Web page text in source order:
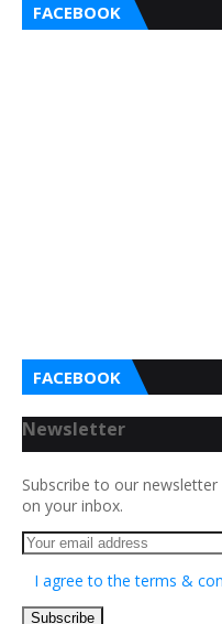
FACEBOOK
FACEBOOK
Newsletter
Subscribe to our
on your inbox.
I agree to the terms &